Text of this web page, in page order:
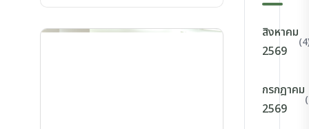
สิงหาคม
2569
กรกฎาคม
2569